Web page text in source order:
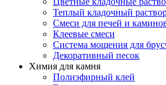
Теплый кладочный
Смеси для печей и
Клеевые смеси
Система мощения для
Декоративный песок
Химия для камня
Полиэфирный клей